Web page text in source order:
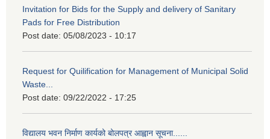
Invitation for Bids for the Supply and delivery of Sanitary
Pads for Free Distribution
Post date: 05/08/2023 - 10:17
Request for Quilification for Management of Municipal Solid
Waste...
Post date: 09/22/2022 - 17:25
विद्यालय भवन निर्माण कार्यको बोलपत्र आह्वान सूचना......